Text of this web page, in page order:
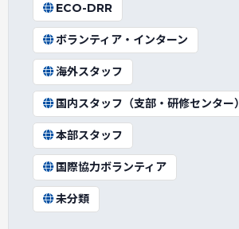
ECO-DRR
ボランティア・インターン
海外スタッフ
国内スタッフ（支部・研修センター）
本部スタッフ
国際協力ボランティア
未分類